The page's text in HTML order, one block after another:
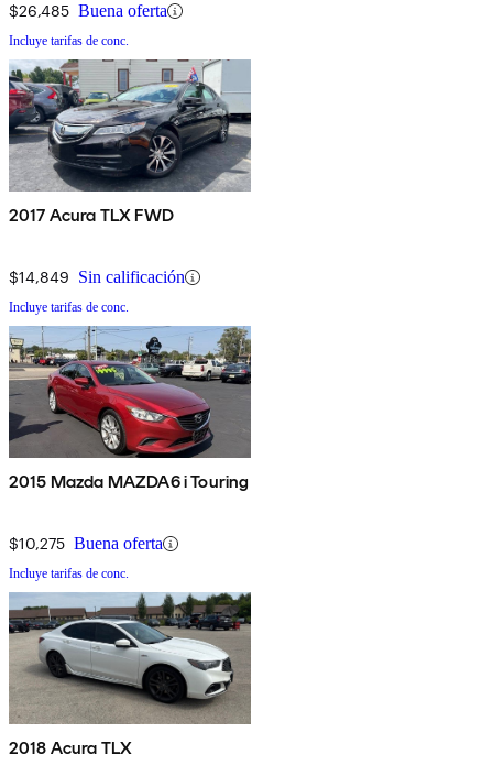
$26,485 Buena oferta
Incluye tarifas de conc.
2017 Acura TLX FWD
$14,849 Sin calificación
Incluye tarifas de conc.
2015 Mazda MAZDA6 i Touring
$10,275 Buena oferta
Incluye tarifas de conc.
2018 Acura TLX